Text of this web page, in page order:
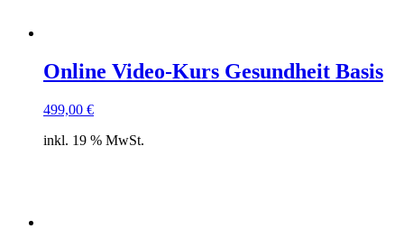
Online Video-Kurs Gesundheit Basis
499,00 €
inkl. 19 % MwSt.